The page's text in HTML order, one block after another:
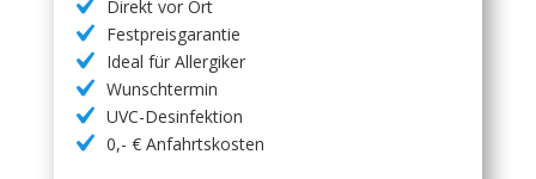
Direkt vor Ort
Festpreisgarantie
Ideal für Allergiker
Wunschtermin
UVC-Desinfektion
0,- € Anfahrtskosten